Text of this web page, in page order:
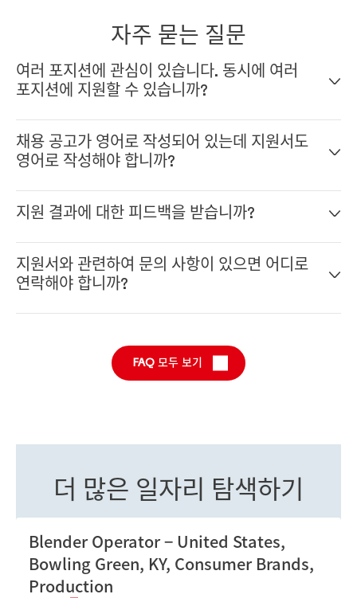
자주 묻는 질문
여러 포지션에 관심이 있습니다. 동시에 여러
포지션에 지원할 수 있습니까?
네, 온라인 지원 시스템에서 프로필을 작성하기만 하면 됩니
다. 프로필을 작성하면 여러 포지션에 지원할 수 있습니다.
채용 공고가 영어로 작성되어 있는데 지원서도
영어로 작성해야 합니까?
네, 영어로 부탁드립니다. 헨켈은 국제적인 회사이기 때문에
전 세계의 동료들과 함께 일하게 될 것이고 영어는 헨켈의 공
식 언어입니다. 일반적인 '규칙'은 지원서를 채용 공고와 동일
한 언어로 작성하는 것입니다.
지원 결과에 대한 피드백을 받습니까?
헨켈의 모든 포지션은 고유하며 적합한 후보자를 찾는 것이 회
사와 후보자 모두에게 중요합니다. 우리는 회사와 후보자가 서
로 잘 맞는 확인하고 싶습니다. 우리는 전 채용 과정에서 후보
자들에게 결과를 안내할 것입니다.
지원서와 관련하여 문의 사항이 있으면 어디로
연락해야 합니까?
를 통해 채용팀에 문의하십시오.
FAQ 모두 보기
더 많은 일자리 탐색하기
Blender Operator
United States,
Bowling Green, KY, Consumer Brands,
Production